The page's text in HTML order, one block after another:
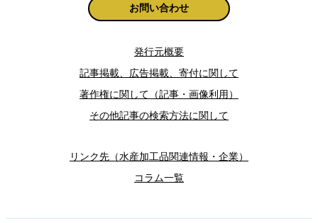
お問い合わせ
発行元概要
記事掲載、広告掲載、寄付に関して
著作権に関して（記事・画像利用）
その他記事の検索方法に関して
リンク先（水産加工品関連情報・企業）
コラム一覧